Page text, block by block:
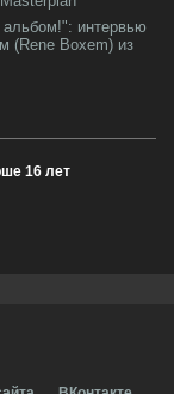
интервью
(Rene Boxem) из
16 лет